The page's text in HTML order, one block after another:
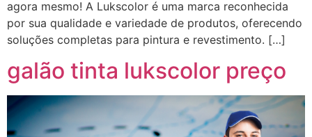
agora mesmo! A Lukscolor é uma marca reconhecida
por sua qualidade e variedade de produtos, oferecendo
soluções completas para pintura e revestimento. […]
galão tinta lukscolor preço